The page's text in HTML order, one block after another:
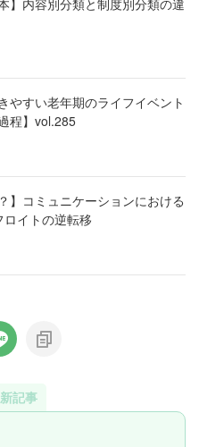
】内容別分類と制度別分類の違
やすい老年期のライフイベント
程】vol.285
】コミュニケーションにおける
イトの逆転移
記事